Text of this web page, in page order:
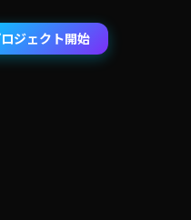
ジェクト開始